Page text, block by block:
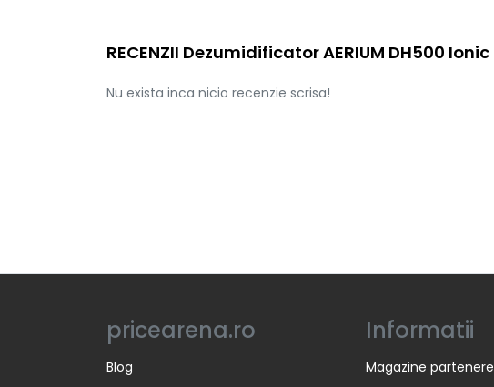
RECENZII Dezumidificator AERIUM DH500 Ionic
Nu exista inca nicio recenzie scrisa!
pricearena.ro
Blog
Informatii
Magazine partenere